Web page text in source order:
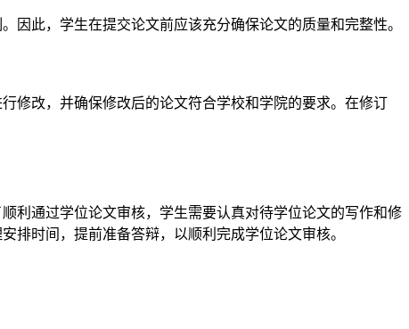
因此，学生在提交论文前应该充分确保论文的质量和完整性。
修改，并确保修改后的论文符合学校和学院的要求。在修订
利通过学位论文审核，学生需要认真对待学位论文的写作和修
排时间，提前准备答辩，以顺利完成学位论文审核。